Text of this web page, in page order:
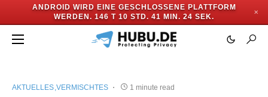
ANDROID WIRD EINE GESCHLOSSENE PLATTFORM
WERDEN. 146 T 10 STD. 41 MIN. 24 SEK.
✕
AKTUELLES VERMISCHTES 1 minute read